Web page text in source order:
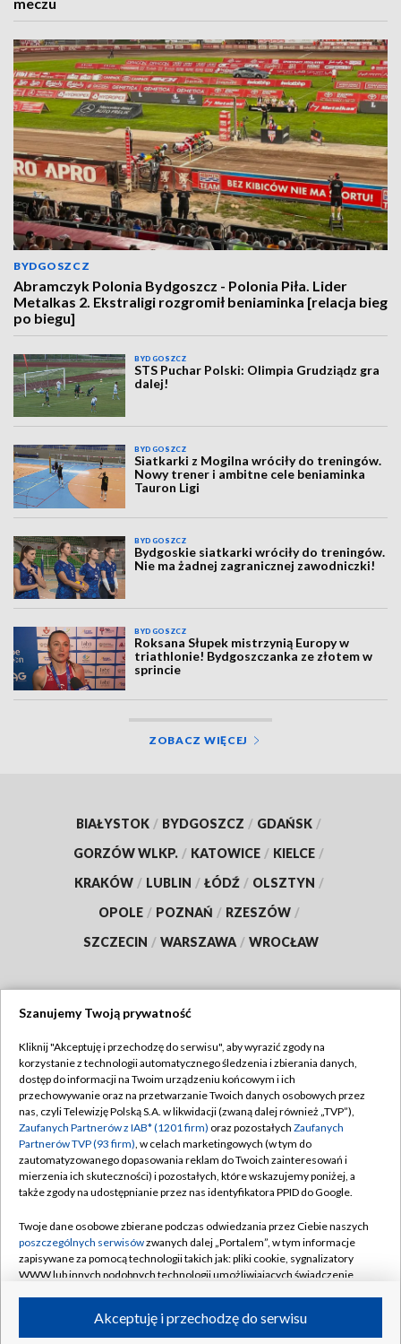
BYDGOSZCZ
Abramczyk Polonia Bydgoszcz - Polonia Piła. Lider
Metalkas 2. Ekstraligi rozgromił beniaminka [relacja bieg
po biegu]
BYDGOSZCZ
STS Puchar Polski: Olimpia Grudziądz gra
dalej!
BYDGOSZCZ
Siatkarki z Mogilna wróciły do treningów.
Nowy trener i ambitne cele beniaminka
Tauron Ligi
BYDGOSZCZ
Bydgoskie siatkarki wróciły do treningów.
Nie ma żadnej zagranicznej zawodniczki!
BYDGOSZCZ
Roksana Słupek mistrzynią Europy w
triathlonie! Bydgoszczanka ze złotem w
sprincie
ZOBACZ WIĘCEJ
BIAŁYSTOK / BYDGOSZCZ / GDAŃSK /
GORZÓW WLKP. / KATOWICE / KIELCE /
KRAKÓW / LUBLIN / ŁÓDŹ / OLSZTYN /
OPOLE / POZNAŃ / RZESZÓW /
SZCZECIN / WARSZAWA / WROCŁAW
TVP
Abonament TVP
Emisja w TVP
Centrum informacji TVP
Naziemna Telewizja Cyfrowa
Rada Programowa
System NOS
Informacje o nadawcy
Program dla prasy
Regulamin TVP
Polityka prywatności
Moje zgody
Pomoc
Kontakt
Kanały
Szanujemy Twoją prywatność
Kliknij "Akceptuję i przechodzę do serwisu", aby wyrazić zgody na
korzystanie z technologii automatycznego śledzenia i zbierania danych,
dostęp do informacji na Twoim urządzeniu końcowym i ich
przechowywanie oraz na przetwarzanie Twoich danych osobowych przez
nas, czyli Telewizję Polską S.A. w likwidacji (zwaną dalej również „TVP”),
Zaufanych Partnerów z IAB* (1201 firm) oraz pozostałych Zaufanych
Partnerów TVP (93 firm), w celach marketingowych (w tym do
zautomatyzowanego dopasowania reklam do Twoich zainteresowań i
mierzenia ich skuteczności) i pozostałych, które wskazujemy poniżej, a
także zgody na udostępnianie przez nas identyfikatora PPID do Google.
Twoje dane osobowe zbierane podczas odwiedzania przez Ciebie naszych
poszczególnych serwisówzwanych dalej „Portalem”, w tym informacje
zapisywane za pomocą technologii takich jak: pliki cookie, sygnalizatory
WWW lub innych podobnych technologii umożliwiających świadczenie
ruchu w Internecie.Akceptuję i przechodzę do serwisu